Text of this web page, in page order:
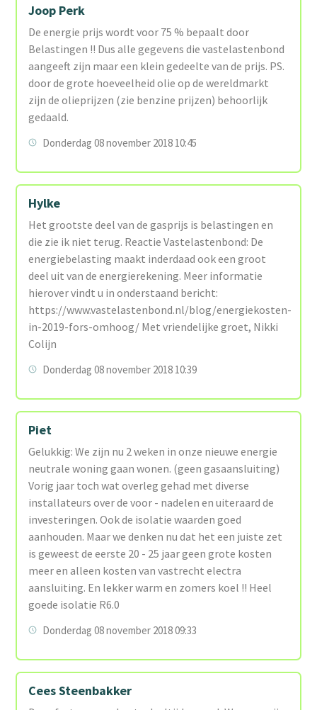
Joop Perk
De energie prijs wordt voor 75 % bepaalt door
Belastingen !! Dus alle gegevens die vastelastenbond
aangeeft zijn maar een klein gedeelte van de prijs. PS.
door de grote hoeveelheid olie op de wereldmarkt
zijn de olieprijzen (zie benzine prijzen) behoorlijk
gedaald.
Donderdag 08 november 2018 10:45
Hylke
Het grootste deel van de gasprijs is belastingen en
die zie ik niet terug. Reactie Vastelastenbond: De
energiebelasting maakt inderdaad ook een groot
deel uit van de energierekening. Meer informatie
hierover vindt u in onderstaand bericht:
https://www.vastelastenbond.nl/blog/energiekosten-
in-2019-fors-omhoog/ Met vriendelijke groet, Nikki
Colijn
Donderdag 08 november 2018 10:39
Piet
Gelukkig: We zijn nu 2 weken in onze nieuwe energie
neutrale woning gaan wonen. (geen gasaansluiting)
Vorig jaar toch wat overleg gehad met diverse
installateurs over de voor - nadelen en uiteraard de
investeringen. Ook de isolatie waarden goed
aanhouden. Maar we denken nu dat het een juiste zet
is geweest de eerste 20 - 25 jaar geen grote kosten
meer en alleen kosten van vastrecht electra
aansluiting. En lekker warm en zomers koel !! Heel
goede isolatie R6.0
Donderdag 08 november 2018 09:33
Cees Steenbakker